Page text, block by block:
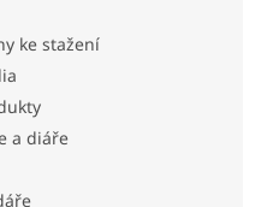
ke stažení
a diáře